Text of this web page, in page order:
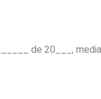
de 20___,